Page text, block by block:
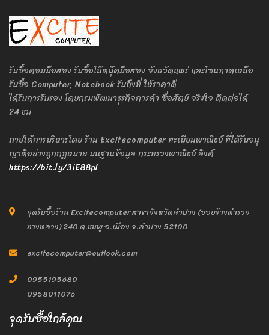
รับซื้อคอมมือสอง รับซื้อโน๊ตบุ๊คมือสอง จังหวัดแพร่ และโซนภาคเหนือ
รับซื้อ Computer, Notebook รับถึงที่ ให้ราคาดี
ได้รับการรับรอง โดยกรมพัฒนาธุรกิจการค้า ซื่อสัตย์ จริงใจ ติดต่อได้
24 ชม
ภายใต้การบริหารโดย ร้าน Excitecomputer ทะเบียนพาณิชย์ ที่ได้รับอนุ
ญาติอย่างถูกกฎหมาย บนฐานข้อมูล กระทรวงพาณิชย์ ลิงค์
https://bit.ly/3iE88pl
จุดรับซื้อร้าน Excitecomputer สาขาจังหวัดลำปาง (ซอยข้างตำรวจ
ทางหลวง) 240 ต.ชมพู อ.เมือง จ.ลำปาง 52100
excitecomputer@outlook.com
0955195680
0958011076
จุดรับซื้อใกล้คุณ